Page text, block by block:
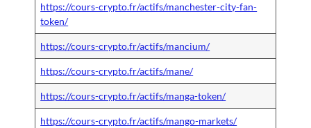
https://cours-crypto.fr/actifs/manchester-city-fan-
token/
https://cours-crypto.fr/actifs/mancium/
https://cours-crypto.fr/actifs/mane/
https://cours-crypto.fr/actifs/manga-token/
https://cours-crypto.fr/actifs/mango-markets/